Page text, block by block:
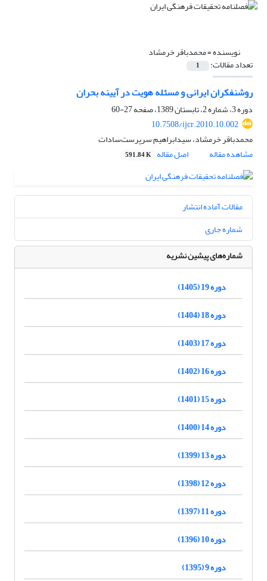
نویسنده =محمدباقر خرمشاد
تعداد مقالات: 1
روشنفکران ایرانی و مسئله هویت در آیینه بحران
دوره 3، شماره 2، تابستان 1389، صفحه
27-60
10.7508/ijcr.2010.10.002
محمدباقر خرمشاد، سیدابراهیم سرپرست‌سادات
مشاهده مقاله
اصل مقاله 591.84 K
مقالات آماده انتشار
شماره جاری
شماره‌های پیشین نشریه
دوره 19 (1405)
دوره 18 (1404)
دوره 17 (1403)
دوره 16 (1402)
دوره 15 (1401)
دوره 14 (1400)
دوره 13 (1399)
دوره 12 (1398)
دوره 11 (1397)
دوره 10 (1396)
دوره 9 (1395)